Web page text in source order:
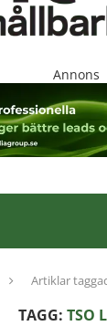
Annons
Artiklar
TAGG: TSO